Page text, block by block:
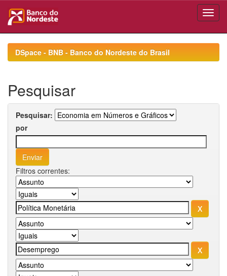
navigationDSpace - BNB - Banco do Nordeste do Brasil
Pesquisar
Pesquisar:
por
Filtros correntes: